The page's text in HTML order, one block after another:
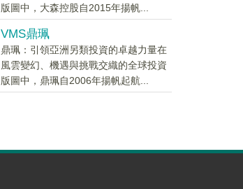
版圖中，大森控股自2015年揚帆...
VMS鼎珮
鼎珮：引領亞洲另類投資的卓越力量在
風雲變幻、機遇與挑戰交織的全球投資
版圖中，鼎珮自2006年揚帆起航...